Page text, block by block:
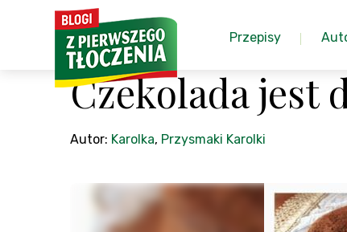
Przepisy
Czekolada jest
Autor: Karolka, Przysmaki Karolki